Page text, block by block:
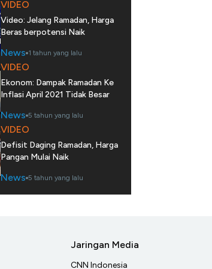
VIDEO
Video: Jelang Ramadan, Harga
Beras berpotensi Naik
News 1 tahun yang lalu
VIDEO
Ekonom: Dampak Ramadan Ke
Inflasi April 2021 Tidak Besar
News 5 tahun yang lalu
VIDEO
Defisit Daging Ramadan, Harga
Pangan Mulai Naik
News 5 tahun yang lalu
Jaringan Media
CNN Indonesia